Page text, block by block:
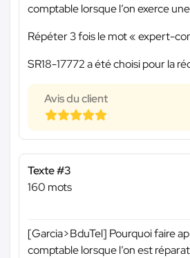
comptable lorsque l’on exerce
Répéter 3 fois le mot « expert-
SR18-17772 a été choisi pour la
Avis du client
Texte #3
160 mots
[Garcia>BduTel] Pourquoi faire
comptable lorsque l’on est